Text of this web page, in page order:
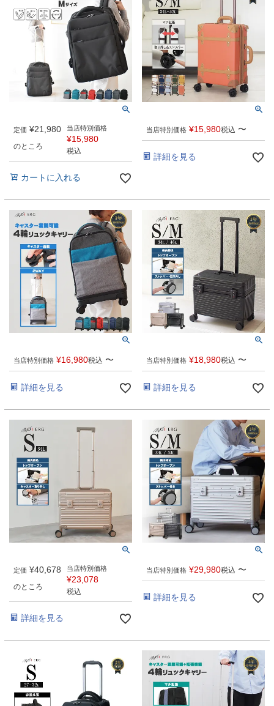
定価 ¥21,980
のところ
当店特別価格
¥15,980
税込
カートに入れる
当店特別価格 ¥15,980税込 〜
詳細を見る
当店特別価格 ¥16,980税込 〜
詳細を見る
当店特別価格 ¥18,980税込 〜
詳細を見る
定価 ¥40,678
のところ
当店特別価格
¥23,078
税込
詳細を見る
当店特別価格 ¥29,980税込 〜
詳細を見る